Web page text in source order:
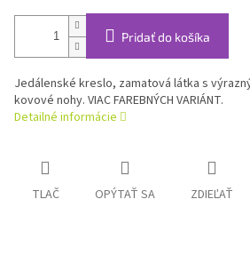
Pridať do košíka
Jedálenské kreslo, zamatová látka s
kovové nohy. VIAC FAREBNÝCH VARIÁNT.
Detailné informácie
TLAČ OPÝTAŤ SA ZDIEĽAŤ